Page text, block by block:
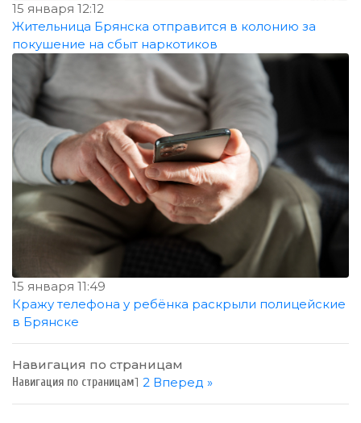
15 января 12:12
Жительница Брянска отправится в колонию за
покушение на сбыт наркотиков
15 января 11:49
Кражу телефона у ребёнка раскрыли полицейские
в Брянске
Навигация по страницам
Навигация по страницам1 2 Вперед »